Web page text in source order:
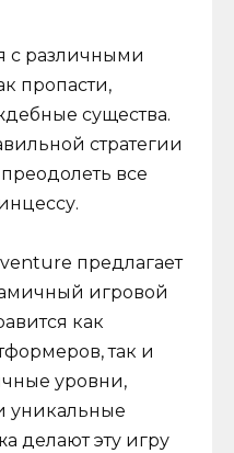
с различными
пропасти,
существа.
стратегии
все
предлагает
игровой
как
так и
уровни,
уникальные
делают эту игру